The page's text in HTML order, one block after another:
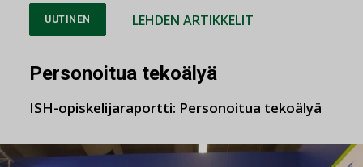
UUTINEN LEHDEN ARTIKKELIT
Personoitua tekoälyä
ISH-opiskelijaraportti: Personoitua tekoälyä